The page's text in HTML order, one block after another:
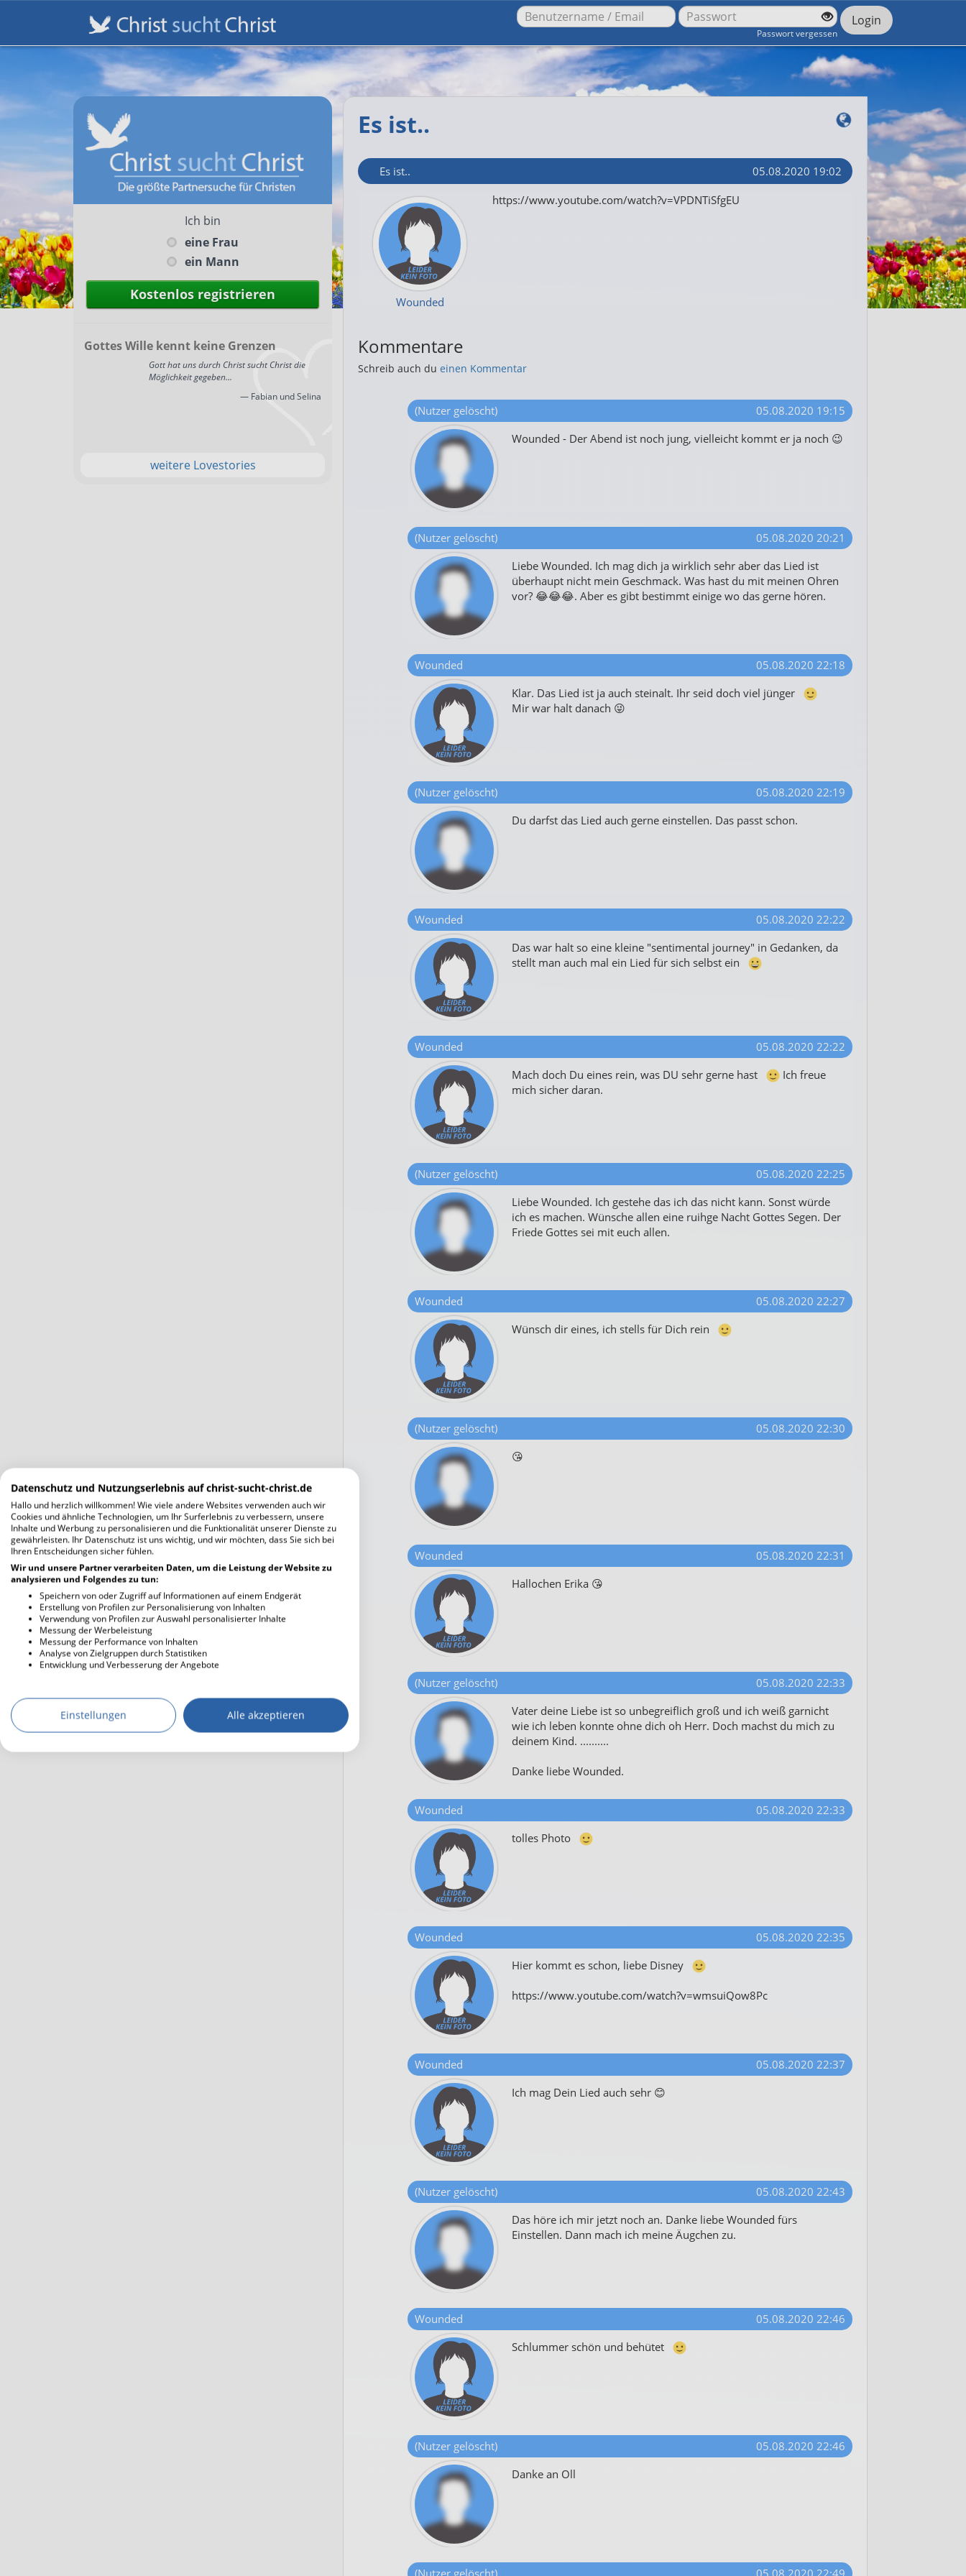
Passwort vergessen
Login
Ich bin
eine Frau
ein Mann
Kostenlos registrieren
Gottes Wille kennt keine Grenzen
Gott hat uns durch Christ sucht Christ die
Möglichkeit gegeben...
— Fabian und Selina
weitere Lovestories
Es ist..
Es ist.. 05.08.2020 19:02
Wounded
https://www.youtube.com/watch?v=VPDNTiSfgEU
Kommentare
Schreib auch du einen Kommentar
(Nutzer gelöscht)
05.08.2020 19:15
Wounded - Der Abend ist noch jung, vielleicht kommt er ja noch 😉
(Nutzer gelöscht)
05.08.2020 20:21
Liebe Wounded. Ich mag dich ja wirklich sehr aber das Lied ist
überhaupt nicht mein Geschmack. Was hast du mit meinen Ohren
vor? 😂😂😂. Aber es gibt bestimmt einige wo das gerne hören.
Wounded
05.08.2020 22:18
Klar. Das Lied ist ja auch steinalt. Ihr seid doch viel jünger
Mir war halt danach 😜
(Nutzer gelöscht)
05.08.2020 22:19
Du darfst das Lied auch gerne einstellen. Das passt schon.
Wounded
05.08.2020 22:22
Das war halt so eine kleine "sentimental journey" in Gedanken, da
stellt man auch mal ein Lied für sich selbst ein
Wounded
05.08.2020 22:22
Mach doch Du eines rein, was DU sehr gerne hast
Ich freue
mich sicher daran.
(Nutzer gelöscht)
05.08.2020 22:25
Liebe Wounded. Ich gestehe das ich das nicht kann. Sonst würde
ich es machen. Wünsche allen eine ruihge Nacht Gottes Segen. Der
Friede Gottes sei mit euch allen.
Wounded
05.08.2020 22:27
Wünsch dir eines, ich stells für Dich rein
(Nutzer gelöscht)
05.08.2020 22:30
😘
Wounded
05.08.2020 22:31
Hallochen Erika 😘
(Nutzer gelöscht)
05.08.2020 22:33
Vater deine Liebe ist so unbegreiflich groß und ich weiß garnicht
wie ich leben konnte ohne dich oh Herr. Doch machst du mich zu
deinem Kind. ..........
Danke liebe Wounded.
Wounded
05.08.2020 22:33
tolles Photo
Wounded
05.08.2020 22:35
Hier kommt es schon, liebe Disney
https://www.youtube.com/watch?v=wmsuiQow8Pc
Wounded
05.08.2020 22:37
Ich mag Dein Lied auch sehr 😊
(Nutzer gelöscht)
05.08.2020 22:43
Das höre ich mir jetzt noch an. Danke liebe Wounded fürs
Einstellen. Dann mach ich meine Äugchen zu.
Wounded
05.08.2020 22:46
Schlummer schön und behütet
(Nutzer gelöscht)
05.08.2020 22:46
Danke an Oll
(Nutzer gelöscht) 05.08.2020 22:49
Datenschutz und Nutzungserlebnis auf christ-sucht-christ.de
Hallo und herzlich willkommen! Wie viele andere Websites verwenden auch wir
Cookies und ähnliche Technologien, um Ihr Surferlebnis zu verbessern, unsere
Inhalte und Werbung zu personalisieren und die Funktionalität unserer Dienste zu
gewährleisten. Ihr Datenschutz ist uns wichtig, und wir möchten, dass Sie sich bei
Ihren Entscheidungen sicher fühlen.
Wir und unsere Partner verarbeiten Daten, um die Leistung der Website zu
analysieren und Folgendes zu tun:
Speichern von oder Zugriff auf Informationen auf einem Endgerät
Erstellung von Profilen zur Personalisierung von Inhalten
Verwendung von Profilen zur Auswahl personalisierter Inhalte
Messung der Werbeleistung
Messung der Performance von Inhalten
Analyse von Zielgruppen durch Statistiken
Entwicklung und Verbesserung der Angebote
Einstellungen Alle akzeptieren